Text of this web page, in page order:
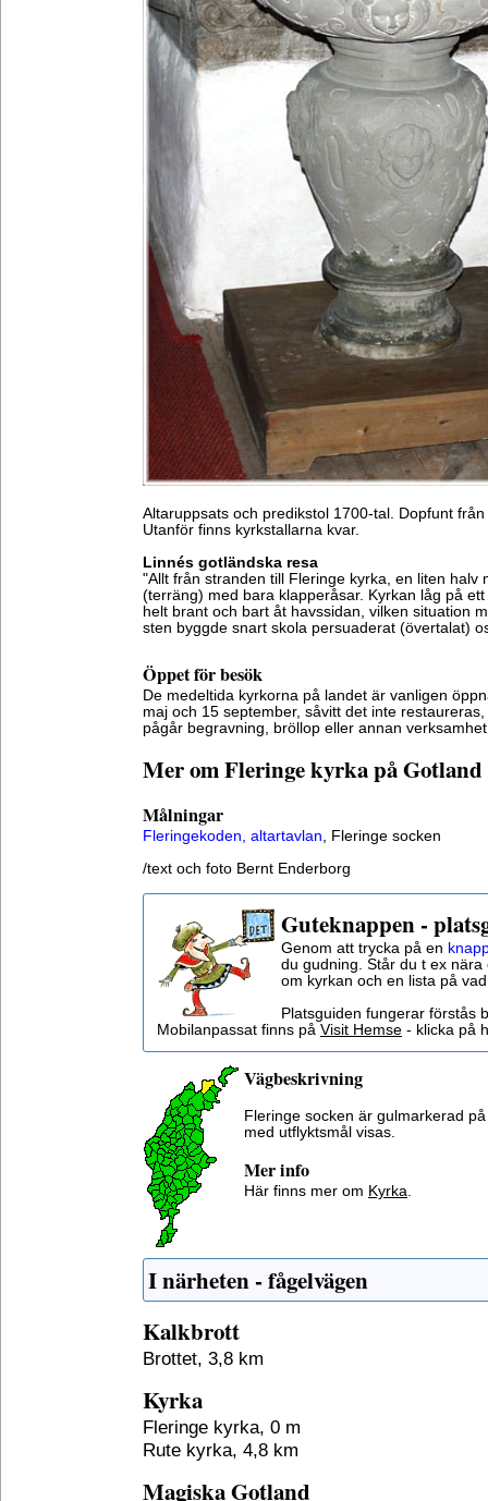
Altaruppsats och predikstol 1700-tal. Dopfunt
Utanför finns kyrkstallarna kvar.
Linnés gotländska resa
"Allt från stranden till Fleringe kyrka, en liten halv
(terräng) med bara klapperåsar. Kyrkan låg på
helt brant och bart åt havssidan, vilken situation
sten byggde snart skola persuaderat (övertalat)
Öppet för besök
De medeltida kyrkorna på landet är vanligen
maj och 15 september, såvitt det inte
pågår begravning, bröllop eller annan
Mer om Fleringe kyrka på Gotland
Målningar
Fleringekoden, altartavlan, Fleringe socken
/text och foto Bernt Enderborg
Guteknappen -
Genom att trycka på en
du gudning. Står du t ex
om kyrkan och en lista på
Platsguiden fungerar förstås
Mobilanpassat finns på Visit Hemse - klicka på
Vägbeskrivning
Fleringe socken är gulmarkerad
med utflyktsmål visas.
Mer info
Här finns mer om Kyrka.
I närheten - fågelvägen
Kalkbrott
Brottet, 3,8 km
Kyrka
Fleringe kyrka, 0 m
Rute kyrka, 4,8 km
Magiska Gotland